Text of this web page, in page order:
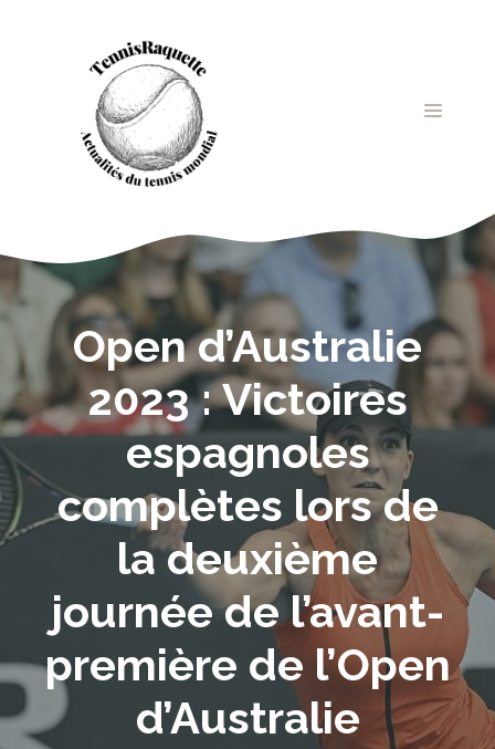
MENU
Open d’Australie
2023 : Victoires
espagnoles
complètes lors de
la deuxième
journée de l’avant-
première de l’Open
d’Australie